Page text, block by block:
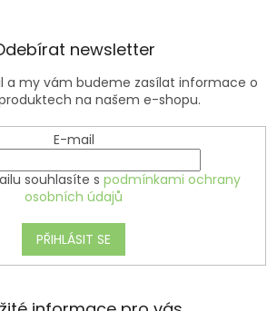
newsletter
a my vám budeme zasílat informace o
na našem e-shopu.
E-mail
souhlasíte s podmínkami ochrany
osobních údajů
PŘIHLÁSIT SE